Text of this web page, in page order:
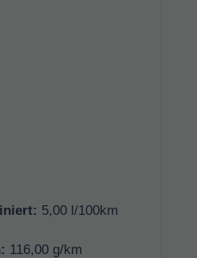
5,00 l/100km
116,00 g/km